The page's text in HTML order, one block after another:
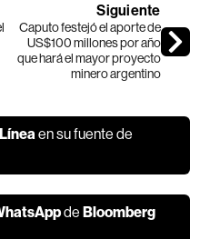
Siguiente
Caputo festejó el aporte de
US$100 millones por año
que hará el mayor proyecto
minero argentino
en su fuente de
deBloomberg